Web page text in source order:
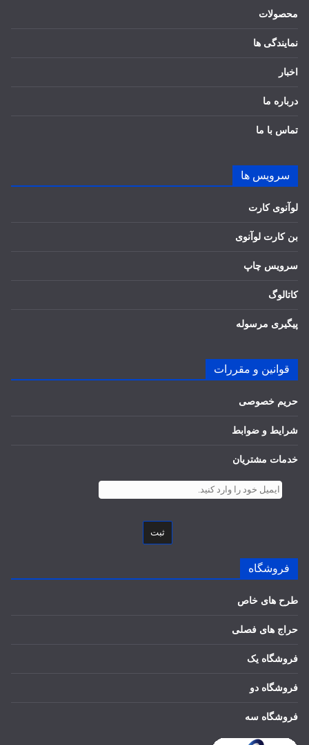
محصولات
نمایندگی ها
اخبار
درباره ما
تماس با ما
سرویس ها
لوآنوی کارت
بن کارت لوآنوی
سرویس چاپ
کاتالوگ
پیگیری مرسوله
قوانین و مقررات
حریم خصوصی
شرایط و ضوابط
خدمات مشتریان
ثبت
فروشگاه
طرح های خاص
حراج های فصلی
فروشگاه یک
فروشگاه دو
فروشگاه سه